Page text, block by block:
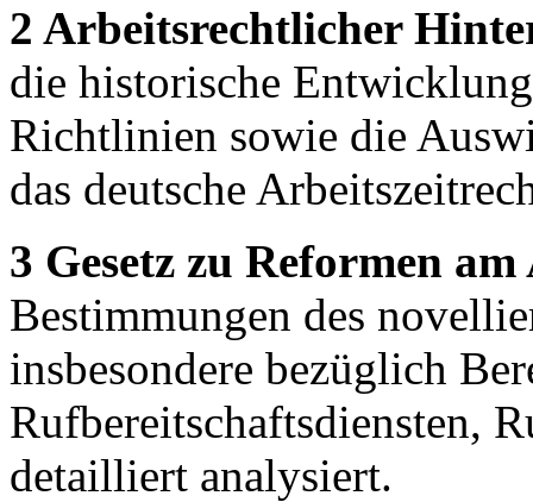
2 Arbeitsrechtlicher
die historische
Richtlinien sowie die
das deutsche
3 Gesetz zu Reformen
Bestimmungen des
insbesondere bezüglich
Rufbereitschaftsdiensten,
detailliert analysiert.